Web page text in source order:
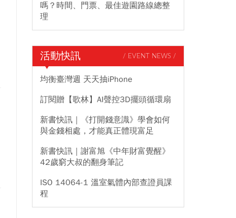
嗎？時間、門票、最佳遊園路線總整
理
活動快訊 / EVENT NEWS /
均衡臺灣週 天天抽iPhone
訂閱贈【歌林】AI聲控3D擺頭循環扇
新書快訊｜《打開錢意識》學會如何
與金錢相處，才能真正體現富足
新書快訊｜謝富旭《中年財富覺醒》
42歲窮大叔的翻身筆記
ISO 14064-1 溫室氣體內部查證員課
程